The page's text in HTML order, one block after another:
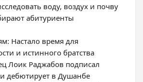
воду, воздух и почву
абитуриенты
Настало время для
и истинного братства
Лоик Раджабов подписал
и дебютирует в Душанбе